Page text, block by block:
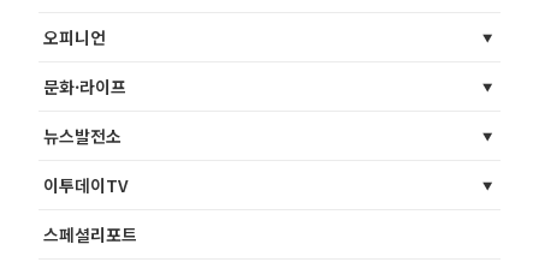
오피니언
문화·라이프
뉴스발전소
이투데이TV
스페셜리포트